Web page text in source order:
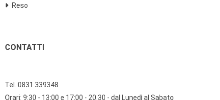
Reso
CONTATTI
Tel. 0831 339348
Orari: 9:30 - 13:00 e 17:00 - 20.30 - dal Lunedì al Sabato